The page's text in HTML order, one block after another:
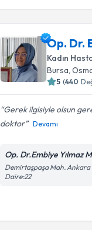
Op. Dr.
Kadın
Bursa,
5 (440
Gerek ilgisiyle olsun
doktor
Devamı
Op. Dr.Embiye Yılmaz
Demirtaşpaşa Mah. Ankara
Daire:22